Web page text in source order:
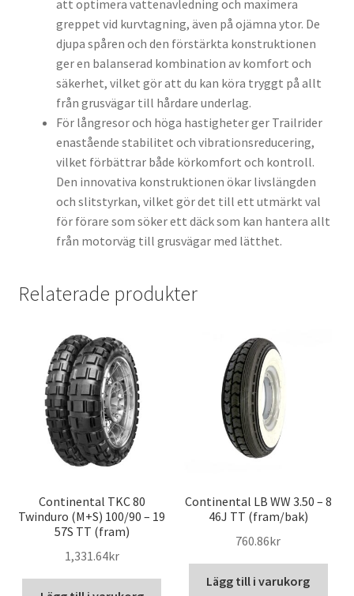
att optimera vattenavledning och maximera
greppet vid kurvtagning, även på ojämna ytor. De
djupa spåren och den förstärkta konstruktionen
ger en balanserad kombination av komfort och
säkerhet, vilket gör att du kan köra tryggt på allt
från grusvägar till hårdare underlag.
För långresor och höga hastigheter ger Trailrider
enastående stabilitet och vibrationsreducering,
vilket förbättrar både körkomfort och kontroll.
Den innovativa konstruktionen ökar livslängden
och slitstyrkan, vilket gör det till ett utmärkt val
för förare som söker ett däck som kan hantera allt
från motorväg till grusvägar med lätthet.
Relaterade produkter
Continental TKC 80
Twinduro (M+S) 100/90 – 19
57S TT (fram)
1,331.64kr
Continental LB WW 3.50 – 8
46J TT (fram/bak)
760.86kr
Lägg till i varukorg